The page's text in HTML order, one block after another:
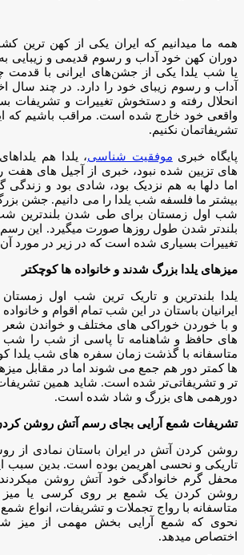
همه ما میدانیم که ایران یکی از کهن ترین
دوران کهن خود آداب و رسوم قدیمی و زیبایی
یا شب یلدا یکی از جشن‌های ایرانی با قدمت
آداب و رسوم زیبای خود را دارد. در چند سال
انحلال رفته و دستخوش تغییرات و تشریفات
واقعی خود خارج شده است. مراقب باشیم که
تشریفاتمان نکنیم.
پایگاه خبری موفقیت شناسی، یلدا هم
های تزیین شده نبود، خبری از آجیل های هفت
اما دلها به هم نزدیک بود، شادی بود و
بیشتر ما فلسفه شب یلدا را می دانیم. جشن
شب اول زمستان برای طی شدن بلندترین
بلندتر شدن طول روزها صورت میگیرد. این
تغییرات بسیاری شده است که در زیر در مورد آن
میزهای یلدا بزرگ شدند و خانواده ها کوچکتر
یلدا بلندترین و تاریک ترین شب اول
ایرانیان باستان در این شب تمام اقوام و
و با خوردن خوراکی های مختلف و خواندن
های حافظ و شاهنامه تا پاسی از شب را شب
متاسفانه با گذشت زمان سفره های شب یلدا
ها کمتر دور هم جمع می شوند اما در مقابل
تر و تشریفاتی‌تر شده است‌. شاید همین
دورهمی های بزرگ و شاد شده است.
تشریفات شمع آرایی بجای رسم آتش روشن کردن
روشن کردن آتش در ایران باستان نمادی از
تاریکی و نحسی اهریمن بوده است. بدین سبب
محفل گرم خانوادگی خود آتش روشن
روشن کردن یک شمع بر روی کرسی یا میز
متاسفانه با رواج تجملات و تشریفات، انواع
نحوی که شمع آرایی بخش مهمی از میز
اختصاص میدهد.